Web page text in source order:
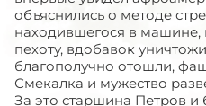
объяснились о методе
находившегося в
пехоту, вдобавок
благополучно отошли,
Смекалка и мужество
За это старшина Петров и